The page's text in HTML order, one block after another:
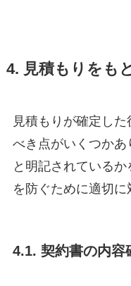
4. 見積もりをも
見積もりが確定し
べき点がいくつかあ
と明記されている
を防ぐために適切に
4.1. 契約書の内容